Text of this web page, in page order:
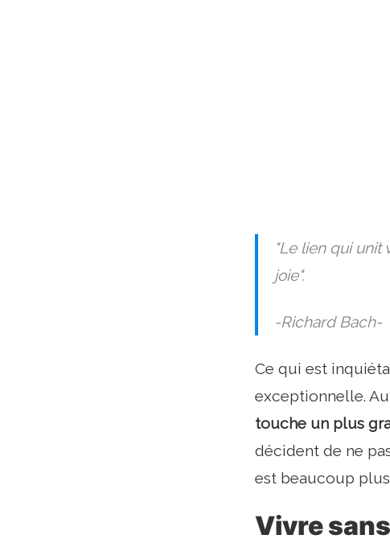
"Le lien qui unit
joie".
-Richard Bach-
Ce qui est
exceptionnelle.
touche un plus
décident de ne
est beaucoup
Vivre